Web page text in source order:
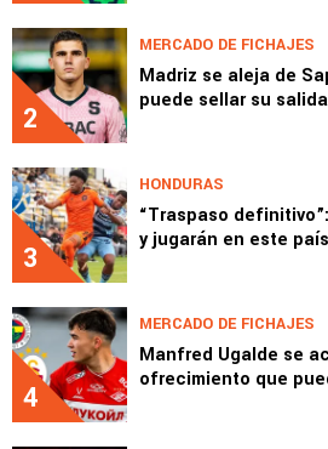
2
MERCADO DE FICHAJES
Madriz se aleja de
puede sellar su
3
HONDURAS
“Traspaso
y jugarán en este
4
MERCADO DE FICHAJES
Manfred Ugalde se
ofrecimiento que